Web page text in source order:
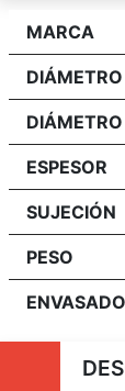
MARCA
ESPESOR
SUJECIÓN
PESO
ENVASADO